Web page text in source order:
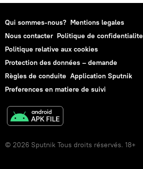
Qui sommes-nous? Mentions legales
Nous contacter Politique de confidentialite
Politique relative aux cookies
Protection des données – demande
Règles de conduite Application Sputnik
Preferences en matiere de suivi
© 2026 Sputnik Tous droits réservés. 18+